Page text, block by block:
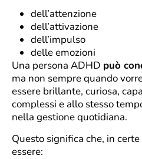
dell’attenzione
dell’attivazione
dell’impulso
delle emozioni
Una persona ADHD può
ma non sempre quando
essere brillante, curiosa,
complessi e allo stesso
nella gestione quotidiana.
Questo significa che, in
essere: